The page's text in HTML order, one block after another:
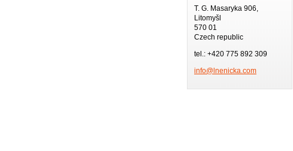
T. G. Masaryka 906,
Litomyšl
570 01
Czech republic
tel.: +420 775 892 309
info@lnenicka.com